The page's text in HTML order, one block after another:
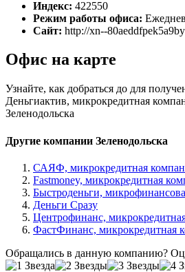
Индекс: 422550
Режим работы офиса:
Сайт: http://xn--
Офис на карте
Узнайте, как добраться до для
Деньгиактив, микрокредитная
Зеленодольска
Другие компании Зеленодольска
САЯФ, микрокредитная
Fastmoney, микрокредитная
Быстроденьги,
Деньги Сразу
Центрофинанс,
ФастФинанс, микрокредитная
Обращались в данную компанию?